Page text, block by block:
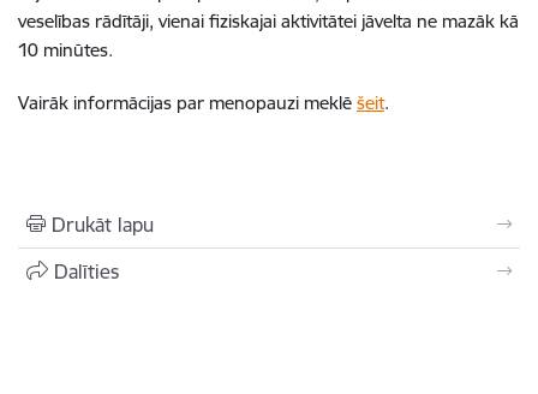
veselības rādītāji, vienai fiziskajai aktivitātei jāvelta ne mazāk kā
10 minūtes.
Vairāk informācijas par menopauzi meklē šeit.
Drukāt lapu
Dalīties